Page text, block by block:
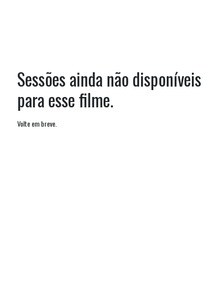
Sessões ainda não disponíveis
para esse filme.
Volte em breve.